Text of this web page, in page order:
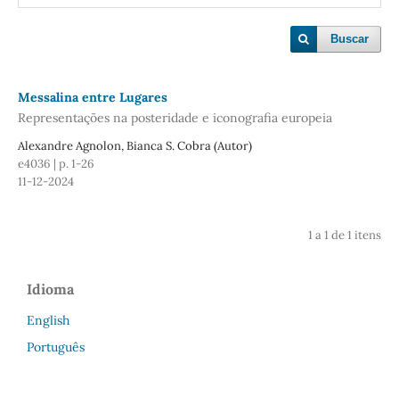
Buscar
Messalina entre Lugares
Representações na posteridade e iconografia europeia
Alexandre Agnolon, Bianca S. Cobra (Autor)
e4036 | p. 1-26
11-12-2024
1 a 1 de 1 itens
Idioma
English
Português